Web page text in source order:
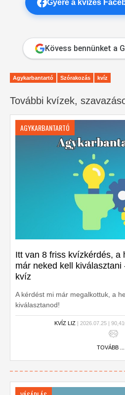
Gyere a kvízes
Kövess bennünket a
Agykarbantartó Szórakozás kvíz
További kvízek,
AGYKARBANTARTÓ
Itt van 8 friss kvízkérdés, a
már neked kell kiválasztani
kvíz
A kérdést mi már megalkottuk, a
kiválasztanod!
KVÍZ LIZ| 2026.07.25 |
TOVÁBB ...